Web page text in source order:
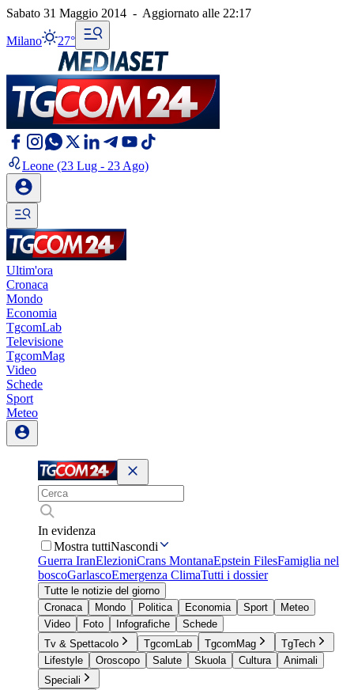
Sabato 31 Maggio 2014 - Aggiornato alle 22:17
Milano 27°
Leone (23 Lug - 23 Ago)
Ultim'ora
Cronaca
Mondo
Economia
TgcomLab
Televisione
TgcomMag
Video
Schede
Sport
Meteo
In evidenza
Mostra tuttiNascondi
Guerra IranElezioniCrans MontanaEpstein FilesFamiglia nel
boscoGarlascoEmergenza ClimaTutti i dossier
Tutte le notizie del giorno
Cronaca
Mondo Politica Economia Sport
Meteo
Video
Foto Infografiche
Schede
Tv & Spettacolo
TgcomLab TgcomMag
TgTech
Lifestyle
Oroscopo Salute Skuola Cultura
Animali
Speciali